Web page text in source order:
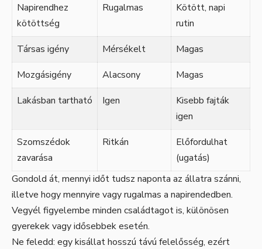
Napirendhez
kötöttség
Rugalmas
Kötött, napi
rutin
Társas igény
Mérsékelt
Magas
Mozgásigény
Alacsony
Magas
Lakásban tartható
Igen
Kisebb fajták
igen
Szomszédok
zavarása
Ritkán
Előfordulhat
(ugatás)
Gondold át, mennyi időt tudsz naponta az állatra szánni,
illetve hogy mennyire vagy rugalmas a napirendedben.
Vegyél figyelembe minden családtagot is, különösen
gyerekek vagy idősebbek esetén.
Ne feledd: egy kisállat hosszú távú felelősség, ezért